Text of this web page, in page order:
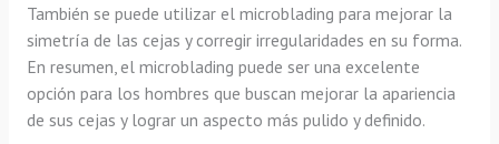
También se puede utilizar el microblading para mejorar la
simetría de las cejas y corregir irregularidades en su forma.
En resumen, el microblading puede ser una excelente
opción para los hombres que buscan mejorar la apariencia
de sus cejas y lograr un aspecto más pulido y definido.